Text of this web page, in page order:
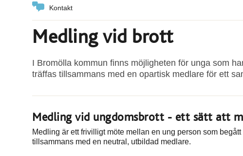
Kontakt
Medling vid brott
I Bromölla kommun finns möjligheten för unga som
träffas tillsammans med en opartisk medlare för ett
Medling vid ungdomsbrott - ett sätt att
Medling är ett frivilligt möte mellan en ung person som
tillsammans med en neutral, utbildad medlare.